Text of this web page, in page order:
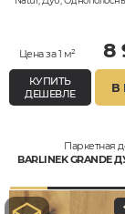
Цена за 1 м² 8
КУПИТЬ
ДЕШЕВЛЕ
В
Паркетная
BARLINEK GRANDE